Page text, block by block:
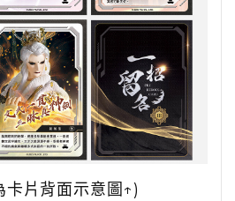
卡片背面示意圖↑)